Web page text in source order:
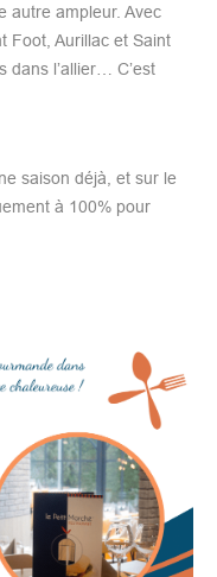
autre ampleur. Avec
Foot, Aurillac et Saint
dans l’allier… C’est
saison déjà, et sur le
à 100% pour